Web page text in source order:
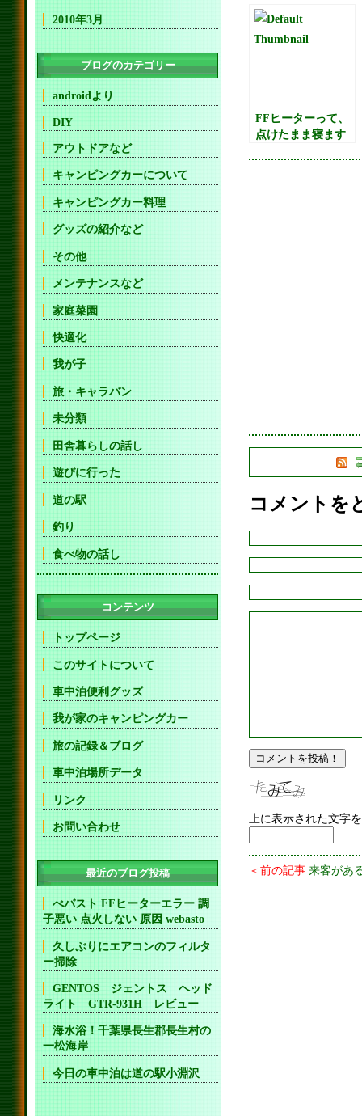
FFヒーターって、
点けたまま寝ます
コメントを
上に表示された文字
＜前の記事 来客があ
2010年3月
ブログのカテゴリー
androidより
DIY
アウトドアなど
キャンピングカーについて
キャンピングカー料理
グッズの紹介など
その他
メンテナンスなど
家庭菜園
快適化
我が子
旅・キャラバン
未分類
田舎暮らしの話し
遊びに行った
道の駅
釣り
食べ物の話し
コンテンツ
トップページ
このサイトについて
車中泊便利グッズ
我が家のキャンピングカー
旅の記録＆ブログ
車中泊場所データ
リンク
お問い合わせ
最近のブログ投稿
べバスト FFヒーターエラー 調
子悪い 点火しない 原因 webasto
久しぶりにエアコンのフィルタ
ー掃除
GENTOS ジェントス ヘッド
ライト GTR-931H レビュー
海水浴！千葉県長生郡長生村の
一松海岸
今日の車中泊は道の駅小淵沢